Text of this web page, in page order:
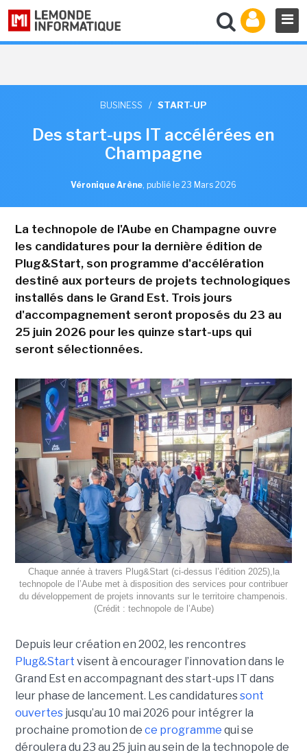
BUSINESS / START-UP
Des start-ups IT accélérées en
Champagne
Véronique Arène, publié le 23 Mars 2026
La technopole de l'Aube en Champagne ouvre
les candidatures pour la dernière édition de
Plug&Start, son programme d'accélération
destiné aux porteurs de projets technologiques
installés dans le Grand Est. Trois jours
d'accompagnement seront proposés du 23 au
25 juin 2026 pour les quinze start-ups qui
seront sélectionnées.
Chaque année à travers Plug&Start (ci-dessus l’édition 2025),la
technopole de l’Aube met à disposition des services pour contribuer
du développement de projets innovants sur le territoire champenois.
(Crédit : technopole de l’Aube)
Depuis leur création en 2002, les rencontres
Plug&Start visent à encourager l’innovation dans le
Grand Est en accompagnant des start-ups IT dans
leur phase de lancement. Les candidaturessont
ouvertesjusqu’au 10 mai 2026 pour intégrer la
prochaine promotion de ce programme qui se
déroulera du 23 au 25 juin au sein de la technopole de